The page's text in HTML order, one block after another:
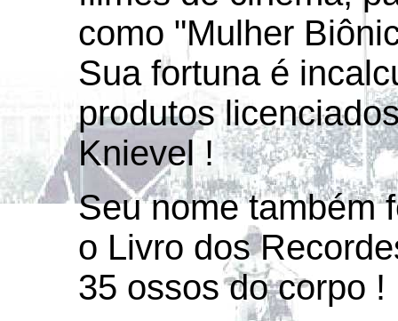
como "Mulher
Sua fortuna é
produtos
Knievel !
Seu nome também
o Livro dos
35 ossos do corpo !